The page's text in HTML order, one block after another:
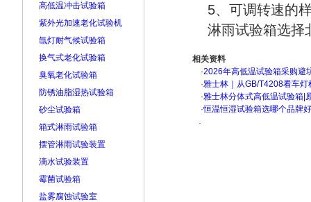
高低温冲击试验箱
紫外光加速老化试验机
氙灯耐气候试验箱
换气式老化试验箱
臭氧老化试验箱
防锈油脂湿热试验箱
砂尘试验箱
箱式淋雨试验箱
摆管淋雨试验装置
滴水试验装置
霉菌试验箱
盐雾腐蚀试验室
5、可调转速的
淋雨试验箱选择
相关资料
·2026年高低温试验箱采购
·雅士林｜从GB/T4208看车
·雅士林分体式高低温试验箱|
·恒温恒湿试验箱选哪个品牌
·